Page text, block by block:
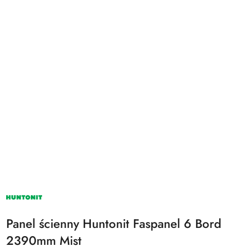
HUNTONIT
Panel ścienny Huntonit Faspanel 6 Bord
2390mm Mist